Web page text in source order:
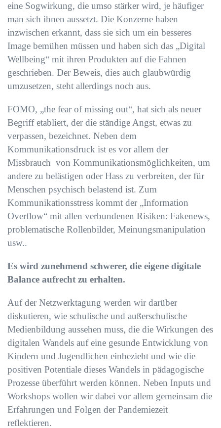
eine Sogwirkung, die umso stärker wird, je häufiger
man sich ihnen aussetzt. Die Konzerne haben
inzwischen erkannt, dass sie sich um ein besseres
Image bemühen müssen und haben sich das „Digital
Wellbeing“ mit ihren Produkten auf die Fahnen
geschrieben. Der Beweis, dies auch glaubwürdig
umzusetzen, steht allerdings noch aus.
FOMO, „the fear of missing out“, hat sich als neuer
Begriff etabliert, der die ständige Angst, etwas zu
verpassen, bezeichnet. Neben dem
Kommunikationsdruck ist es vor allem der
Missbrauch von Kommunikationsmöglichkeiten, um
andere zu belästigen oder Hass zu verbreiten, der für
Menschen psychisch belastend ist. Zum
Kommunikationsstress kommt der „Information
Overflow“ mit allen verbundenen Risiken: Fakenews,
problematische Rollenbilder, Meinungsmanipulation
usw..
Es wird zunehmend schwerer, die eigene digitale
Balance aufrecht zu erhalten.
Auf der Netzwerktagung werden wir darüber
diskutieren, wie schulische und außerschulische
Medienbildung aussehen muss, die die Wirkungen des
digitalen Wandels auf eine gesunde Entwicklung von
Kindern und Jugendlichen einbezieht und wie die
positiven Potentiale dieses Wandels in pädagogische
Prozesse überführt werden können. Neben Inputs und
Workshops wollen wir dabei vor allem gemeinsam die
Erfahrungen und Folgen der Pandemiezeit
reflektieren.